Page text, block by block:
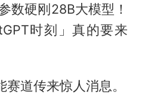
数硬刚28B大模型！
时刻」真的要来
道传来惊人消息。